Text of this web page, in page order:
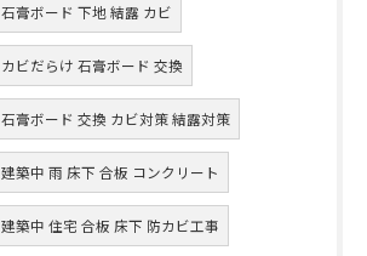
石膏ボード 下地 結露 カビ
カビだらけ 石膏ボード 交換
石膏ボード 交換 カビ対策 結露対策
建築中 雨 床下 合板 コンクリート
建築中 住宅 合板 床下 防カビ工事